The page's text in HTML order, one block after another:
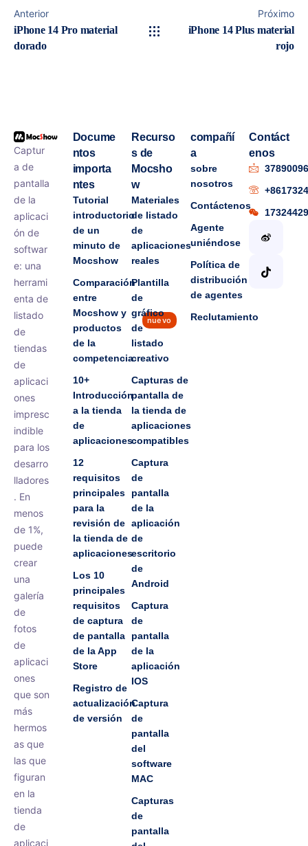
Anterior
iPhone 14 Pro material
dorado
Próximo
iPhone 14 Plus material
rojo
Captur
a de
pantalla
de la
aplicaci
ón de
softwar
e: una
herrami
enta de
listado
de
tiendas
de
aplicaci
ones
impresc
indible
para los
desarro
lladores
. En
menos
de 1%,
puede
crear
una
galería
de
fotos
de
aplicaci
ones
que son
más
hermos
as que
las que
figuran
en la
tienda
de
aplicaci
Docume
ntos
importa
ntes
Tutorial
introductorio
de un
minuto de
Mocshow
Comparación
entre
Mocshow y
productos
de la
competencia
nuevo
10+
Introducción
a la tienda
de
aplicaciones
12
requisitos
principales
para la
revisión de
la tienda de
aplicaciones
Los 10
principales
requisitos
de captura
de pantalla
de la App
Store
Registro de
actualización
de versión
Recurso
s de
Mocsho
w
Materiales
de listado
de
aplicaciones
reales
Plantilla
de
gráfico
de
listado
creativo
Capturas de
pantalla de
la tienda de
aplicaciones
compatibles
Captura
de
pantalla
de la
aplicación
de
escritorio
de
Android
Captura
de
pantalla
de la
aplicación
IOS
Captura
de
pantalla
del
software
MAC
Capturas
de
pantalla
compañí
a
sobre
nosotros
Contáctenos
Agente
uniéndose
Política de
distribución
de agentes
Reclutamiento
Contáct
enos